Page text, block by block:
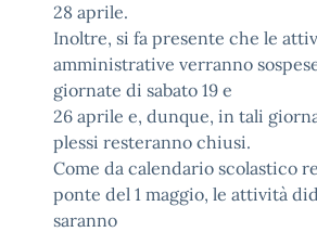
28 aprile.
Inoltre, si fa presente che le
amministrative verranno
giornate di sabato 19 e
26 aprile e, dunque, in tali
plessi resteranno chiusi.
Come da calendario scolastico
ponte del 1 maggio, le attività
saranno